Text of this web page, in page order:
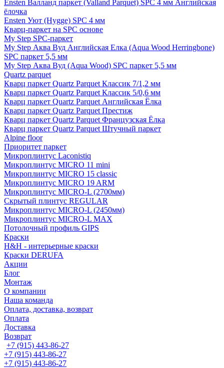
Ensten Валланд паркет (Valland Parquet) SPC 4 мм Английская
ёлочка
Ensten Уют (Hygge) SPC 4 мм
Кварц-паркет на SPC основе
My Step SPC-паркет
My Step Аква Вуд Английская Елка (Aqua Wood Herringbone)
SPC паркет 5,5 мм
My Step Аква Вуд (Aqua Wood) SPC паркет 5,5 мм
Quartz parquet
Кварц паркет Quartz Parquet Классик 7/1,2 мм
Кварц паркет Quartz Parquet Классик 5/0,6 мм
Кварц паркет Quartz Parquet Английская Ёлка
Кварц паркет Quartz Parquet Престиж
Кварц паркет Quartz Parquet Французская Ёлка
Кварц паркет Quartz Parquet Штучный паркет
Alpine floor
Приоритет паркет
Микроплинтус Laconistiq
Микроплинтус MICRO 11 mini
Микроплинтус MICRO 15 classic
Микроплинтус MICRO 19 ARM
Микроплинтус MICRO-L (2700мм)
Скрытый плинтус REGULAR
Микроплинтус MICRO-L (2450мм)
Микроплинтус MICRO-L MAX
Потолочный профиль GIPS
Краски
H&H - интерьерные краски
Краски DERUFA
Акции
Блог
Монтаж
О компании
Наша команда
Оплата, доставка, возврат
Оплата
Доставка
Возврат
+7 (915) 443-86-27
+7 (915) 443-86-27
+7 (915) 443-86-27